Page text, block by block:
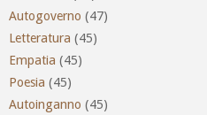
Autogoverno (47)
Letteratura (45)
Empatia (45)
Poesia (45)
Autoinganno (45)